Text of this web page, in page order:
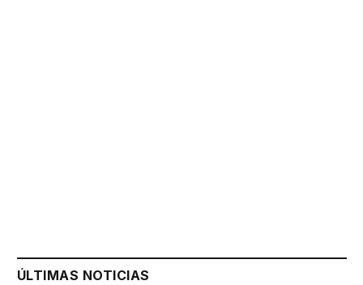
ÚLTIMAS NOTICIAS